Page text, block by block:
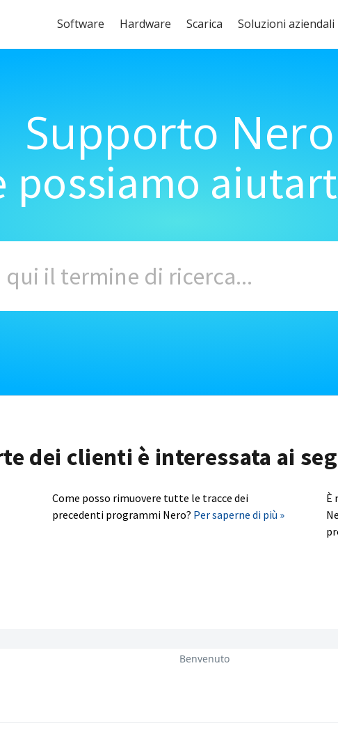
Software Hardware Scarica Soluzioni aziendali
Supporto Nero
possiamo
dei clienti è interessata ai
Come posso rimuovere tutte le tracce dei
precedenti programmi Nero? Per saperne di più »
È
Benvenuto